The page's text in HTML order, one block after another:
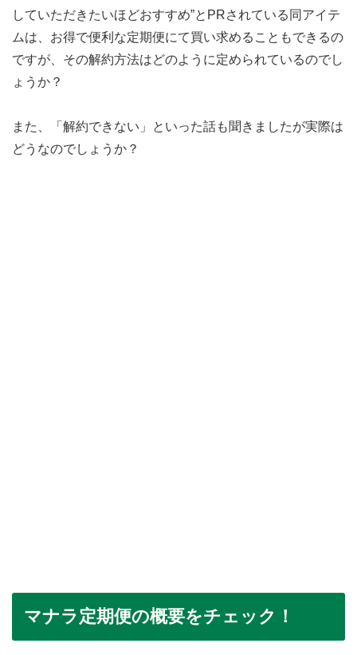
していただきたいほどおすすめ”とPRされている同アイテ
ムは、お得で便利な定期便にて買い求めることもできるの
ですが、その解約方法はどのように定められているのでし
ょうか？
また、「解約できない」といった話も聞きましたが実際は
どうなのでしょうか？
マナラ定期便の概要をチェック！